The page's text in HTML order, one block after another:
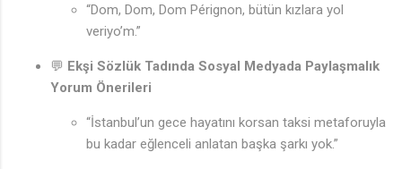
“Dom, Dom, Dom Pérignon, bütün kızlara yol
veriyo’m.”
💬 Ekşi Sözlük Tadında Sosyal Medyada Paylaşmalık
Yorum Önerileri
“İstanbul’un gece hayatını korsan taksi metaforuyla
bu kadar eğlenceli anlatan başka şarkı yok.”